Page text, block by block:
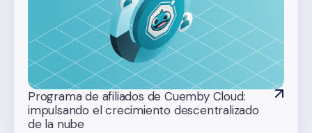
Programa de afiliados de Cuemby Cloud:
impulsando el crecimiento descentralizado
de la nube